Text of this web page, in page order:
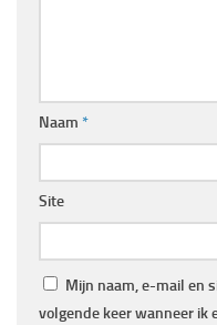
Naam *
Site
Mijn naam, e-mail en
volgende keer wanneer ik